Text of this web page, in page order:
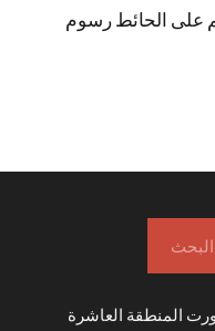
على الحائط رسوم
البحث